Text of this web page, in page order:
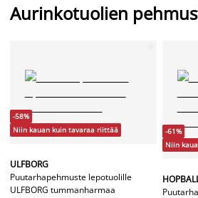
Aurinkotuolien
-58%
Niin kauan kuin tavaraa riittää
ULFBORG
Puutarhapehmuste lepotuolille
ULFBORG tummanharmaa
-61%
Niin